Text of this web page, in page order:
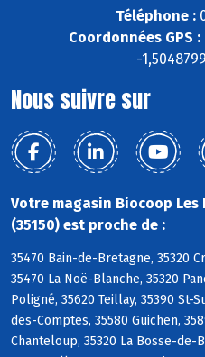
Téléphone :
Coordonnées GPS :
-
Nous suivre sur
Votre magasin Biocoop Les
(35150) est proche de :
35470 Bain-de-Bretagne, 35320
35470 La Noë-Blanche, 35320
Poligné, 35620 Teillay, 35390 St-
des-Comptes, 35580 Guichen,
Chanteloup, 35320 La Bosse-de-